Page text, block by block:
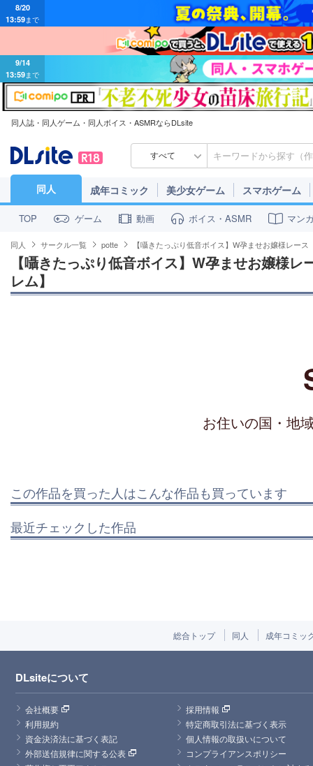
8/20
13:59まで
9/14
13:59まで
同人誌・同人ゲーム・同人ボイス・ASMRならDLsite
すべて
同人 成年コミック 美少女ゲーム スマホゲーム
TOP ゲーム 動画 ボイス・ASMR マン
同人 サークル一覧 potte 【囁きたっぷり低音ボイス】W孕ませお嬢様レー
【囁きたっぷり低音ボイス】W孕ませお嬢様
レム】
お住いの国・地
この作品を買った人はこんな作品も買っています
最近チェックした作品
総合トップ 同人 成年コミッ
DLsiteについて
会社概要
採用情報
利用規約
特定商取引法に基づく表示
資金決済法に基づく表記
個人情報の取扱いについて
外部送信規律に関する公表
コンプライアンスポリシー